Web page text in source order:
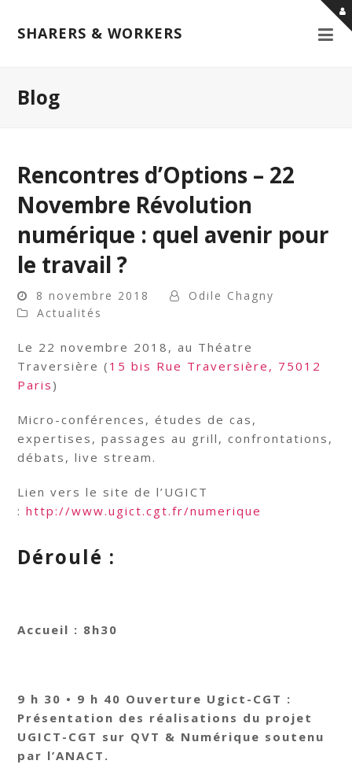
SHARERS & WORKERS
Blog
Rencontres d’Options – 22
Novembre Révolution
numérique : quel avenir pour
le travail ?
8 novembre 2018
Odile Chagny
Actualités
Le 22 novembre 2018, au Théatre
Traversière ( 15 bis Rue Traversière, 75012
Paris )
Micro-conférences, études de cas,
expertises, passages au grill, confrontations,
débats, live stream.
Lien vers le site de l’UGICT
: http://www.ugict.cgt.fr/numerique
Déroulé :
Accueil : 8h30
9 h 30 • 9 h 40 Ouverture Ugict-CGT :
Présentation des réalisations du projet
UGICT-CGT sur QVT & Numérique soutenu
par l’ANACT.